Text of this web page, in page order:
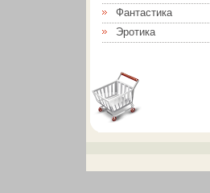
Фантастика
Эротика